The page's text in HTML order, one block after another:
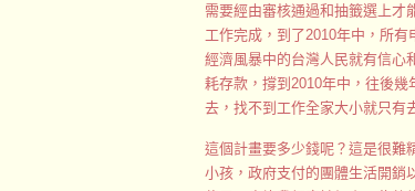
需要經由審核通過和抽籤選上才
工作完成，到了2010年中，所
經濟風暴中的台灣人民就有信心
耗存款，撐到2010年中，往後
去，找不到工作全家大小就只有
這個計畫要多少錢呢？這是很難
小孩，政府支付的團體生活開銷